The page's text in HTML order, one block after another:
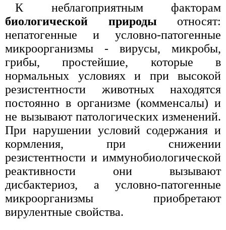
К неблагоприятным факторам
биологической природы относят:
непатогенные и условно-патогенные
микроорганизмы - вирусы, микробы,
грибы, простейшие, которые в
нормальных условиях и при высокой
резистентности животных находятся
постоянно в организме (комменсалы) и
не вызывают патологических изменений.
При нарушении условий содержания и
кормления, при снижении
резистентности и иммунобиологической
реактивности они вызывают
дисбактериоз, а условно-патогенные
микроорганизмы приобретают
вирулентные свойства.